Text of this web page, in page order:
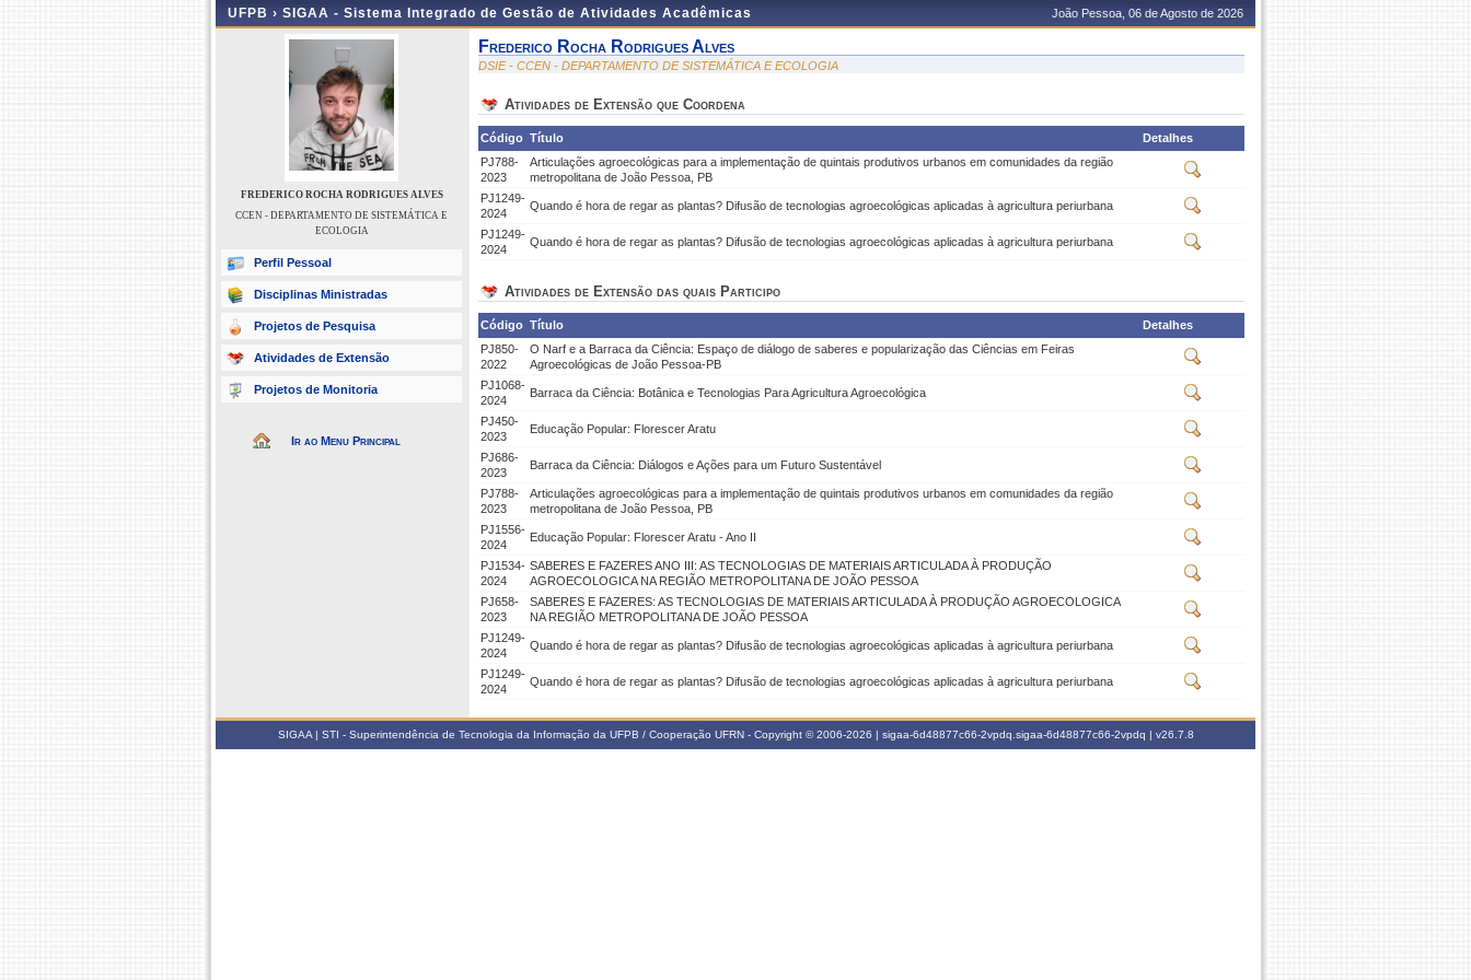
UFPB › SIGAA - Sistema Integrado de Gestão de Atividades Acadêmicas João Pessoa, 06 de Agosto de 2026
FREDERICO ROCHA RODRIGUES ALVES
CCEN - DEPARTAMENTO DE SISTEMÁTICA E
ECOLOGIA
Perfil Pessoal
Disciplinas Ministradas
Projetos de Pesquisa
Atividades de Extensão
Projetos de Monitoria
Ir ao Menu Principal
Frederico Rocha Rodrigues Alves
DSIE - CCEN - DEPARTAMENTO DE SISTEMÁTICA E ECOLOGIA
Atividades de Extensão que Coordena
Código Título
Detalhes
PJ788-
2023
Articulações agroecológicas para a implementação de quintais produtivos urbanos em comunidades da região
metropolitana de João Pessoa, PB
PJ1249-
2024
Quando é hora de regar as plantas? Difusão de tecnologias agroecológicas aplicadas à agricultura periurbana
PJ1249-
2024
Quando é hora de regar as plantas? Difusão de tecnologias agroecológicas aplicadas à agricultura periurbana
Atividades de Extensão das quais Participo
Código Título
Detalhes
PJ850-
2022
O Narf e a Barraca da Ciência: Espaço de diálogo de saberes e popularização das Ciências em Feiras
Agroecológicas de João Pessoa-PB
PJ1068-
2024
Barraca da Ciência: Botânica e Tecnologias Para Agricultura Agroecológica
PJ450-
2023
Educação Popular: Florescer Aratu
PJ686-
2023
Barraca da Ciência: Diálogos e Ações para um Futuro Sustentável
PJ788-
2023
Articulações agroecológicas para a implementação de quintais produtivos urbanos em comunidades da região
metropolitana de João Pessoa, PB
PJ1556-
2024
Educação Popular: Florescer Aratu - Ano II
PJ1534-
2024
SABERES E FAZERES ANO III: AS TECNOLOGIAS DE MATERIAIS ARTICULADA À PRODUÇÃO
AGROECOLOGICA NA REGIÃO METROPOLITANA DE JOÃO PESSOA
PJ658-
2023
SABERES E FAZERES: AS TECNOLOGIAS DE MATERIAIS ARTICULADA À PRODUÇÃO AGROECOLOGICA
NA REGIÃO METROPOLITANA DE JOÃO PESSOA
PJ1249-
2024
Quando é hora de regar as plantas? Difusão de tecnologias agroecológicas aplicadas à agricultura periurbana
PJ1249-
2024
Quando é hora de regar as plantas? Difusão de tecnologias agroecológicas aplicadas à agricultura periurbana
SIGAA | STI - Superintendência de Tecnologia da Informação da UFPB / Cooperação UFRN - Copyright © 2006-2026 | sigaa-6d48877c66-2vpdq.sigaa-6d48877c66-2vpdq | v26.7.8